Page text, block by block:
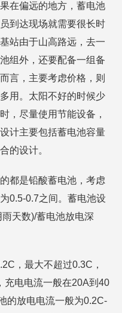
在偏远的地方，蓄电池
到达现场就需要很长时
站由于山高路远，去一
组外，还要配备一组备
言，主要考虑价格，则
用。太阳不好的时候少
，尽量使用节能设备，
计主要包括蓄电池容量
的设计。
都是铅酸蓄电池，考虑
0.5-0.7之间。蓄电池设
天数)/蓄电池放电深
，最大不超过0.3C，
充电电流一般在20A到40
的放电电流一般为0.2C-